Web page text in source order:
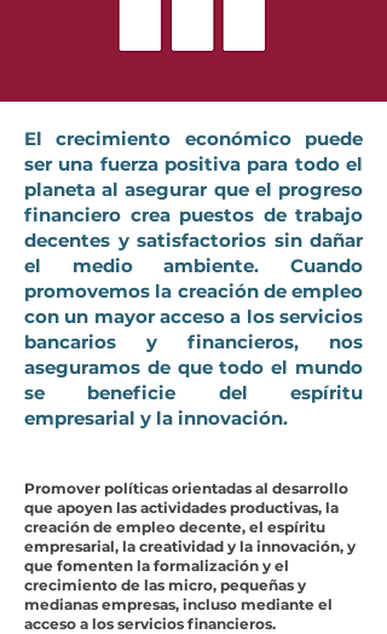
El crecimiento económico puede
ser una fuerza positiva para todo el
planeta al asegurar que el progreso
financiero crea puestos de trabajo
decentes y satisfactorios sin dañar
el medio ambiente. Cuando
promovemos la creación de empleo
con un mayor acceso a los servicios
bancarios y financieros, nos
aseguramos de que todo el mundo
se beneficie del espíritu
empresarial y la innovación.
Promover políticas orientadas al desarrollo
que apoyen las actividades productivas, la
creación de empleo decente, el espíritu
empresarial, la creatividad y la innovación, y
que fomenten la formalización y el
crecimiento de las micro, pequeñas y
medianas empresas, incluso mediante el
acceso a los servicios financieros.